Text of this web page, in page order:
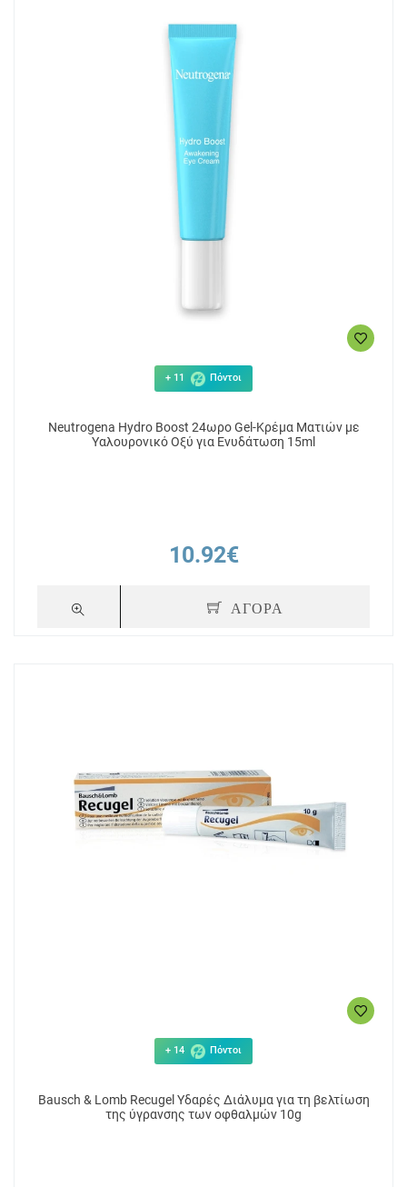
+ 11 Πόντοι
Neutrogena Hydro Boost 24ωρο Gel-Κρέμα Ματιών με
Υαλουρονικό Οξύ για Ενυδάτωση 15ml
10.92€
ΑΓΟΡΑ
+ 14 Πόντοι
Bausch & Lomb Recugel Υδαρές Διάλυμα για τη βελτίωση
της ύγρανσης των οφθαλμών 10g